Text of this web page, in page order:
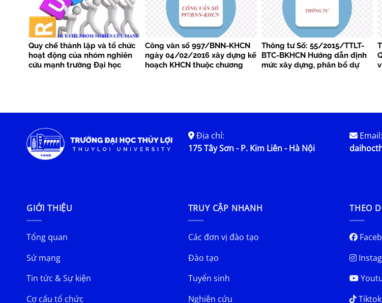
Quy chế thành lập và tổ chức
hoạt động của nhóm nghiên
cứu mạnh trường Đại học
Công văn số 997/BNN-KHCN
ngày 04/02/2016 xây dựng kế
hoạch KHCN thuộc chương
Thông tư Số: 55/2015/TTLT-
BTC-BKHCN Hướng dẫn định
mức xây dựng, phân bổ dự
Địa chỉ:
175 Tây Sơn - P. Kim Liên - Hà Nội
Email:
GIỚI THIỆU
Tổng quan
Sứ mạng
Tin tức & Sự kiện
Cơ cấu tổ chức
TRUY CẬP NHANH
Các đơn vị đào tạo
Đào tạo
Tuyển sinh
Nghiên cứu
THEO
Tiktok